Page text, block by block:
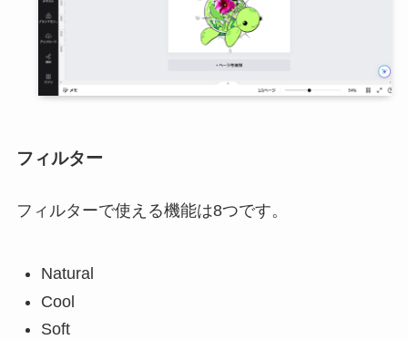
フィルター
フィルターで使える機能は8つです。
Natural
Cool
Soft